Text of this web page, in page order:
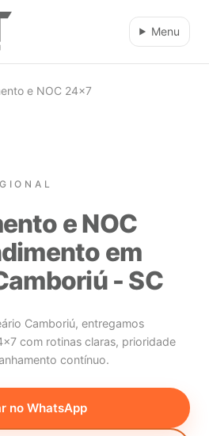
Menu
e NOC 24×7
e NOC
em
- SC
Camboriú, entregamos
com rotinas claras, prioridade
contínuo.
no WhatsApp